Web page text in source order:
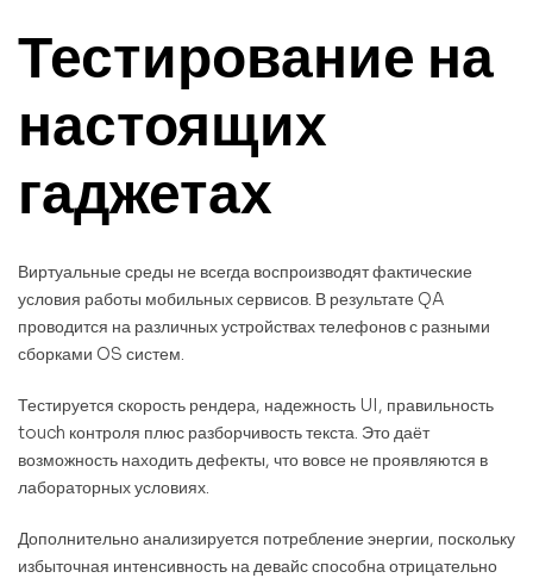
Тестирование на
настоящих
гаджетах
Виртуальные среды не всегда воспроизводят фактические
условия работы мобильных сервисов. В результате QA
проводится на различных устройствах телефонов с разными
сборками OS систем.
Тестируется скорость рендера, надежность UI, правильность
touch контроля плюс разборчивость текста. Это даёт
возможность находить дефекты, что вовсе не проявляются в
лабораторных условиях.
Дополнительно анализируется потребление энергии, поскольку
избыточная интенсивность на девайс способна отрицательно